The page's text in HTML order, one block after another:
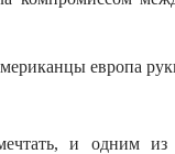
и одним из